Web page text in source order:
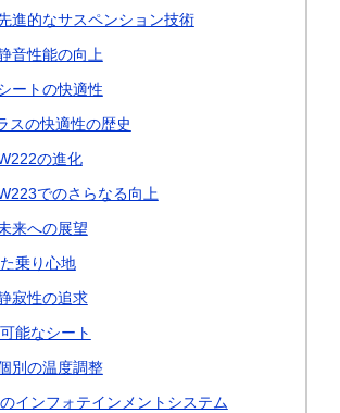
進的なサスペンション技術
音性能の向上
ートの快適性
スの快適性の歴史
の進化
でのさらなる向上
来への展望
乗り心地
寂性の追求
能なシート
別の温度調整
インフォテインメントシステム